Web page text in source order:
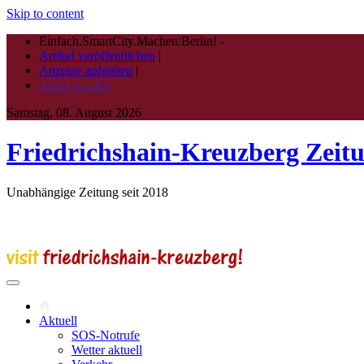
Skip to content
Einfach.SmartCity.Machen:Berlin! -
Artikel veröffentlichen |
Anzeige aufgeben |
Autor werden
Samstag, 08. August 2026
Friedrichshain-Kreuzberg
Unabhängige Zeitung seit 2018
Aktuell
SOS-Notrufe
Wetter aktuell